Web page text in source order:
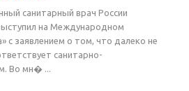
санитарный врач России
на Международном
с заявлением о том, что далеко не
санитарно-
Во мн� ...